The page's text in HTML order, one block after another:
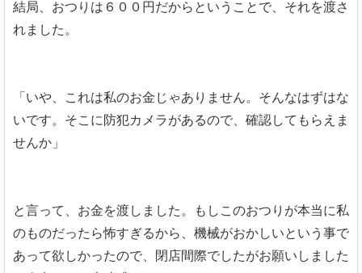
結局、おつりは６００円だからということで、それを渡さ
れました。
「いや、これは私のお金じゃありません。そんなはずはな
いです。そこに防犯カメラがあるので、確認してもらえま
せんか」
と言って、お金を渡しました。もしこのおつりが本当に私
のものだったら怖すぎるから、機械がおかしいという事で
あって欲しかったので、閉店間際でしたがお願いしました